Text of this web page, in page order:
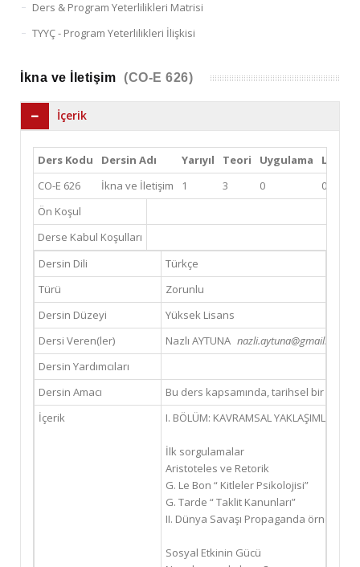
Ders & Program Yeterlilikleri Matrisi
TYYÇ - Program Yeterlilikleri İlişkisi
İkna ve İletişim (CO-E 626)
İçerik
Ders Kodu Dersin Adı Yarıyıl Teori Uygulama Lab
CO-E 626
İkna ve İletişim 1 3 0 0
Ön Koşul
Derse Kabul Koşulları
Dersin Dili
Türkçe
Türü
Zorunlu
Dersin Düzeyi
Yüksek Lisans
Dersi Veren(ler)
Nazlı AYTUNA nazli.aytuna@gmail.com
Dersin Yardımcıları
Dersin Amacı
Bu ders kapsamında, tarihsel bir
İçerik
I. BÖLÜM: KAVRAMSAL YAKLAŞIMLAR
İlk sorgulamalar
Aristoteles ve Retorik
G. Le Bon “ Kitleler Psikolojisi”
G. Tarde “ Taklit Kanunları”
II. Dünya Savaşı Propaganda örnekleri
Sosyal Etkinin Gücü